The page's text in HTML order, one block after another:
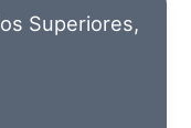
Superiores,